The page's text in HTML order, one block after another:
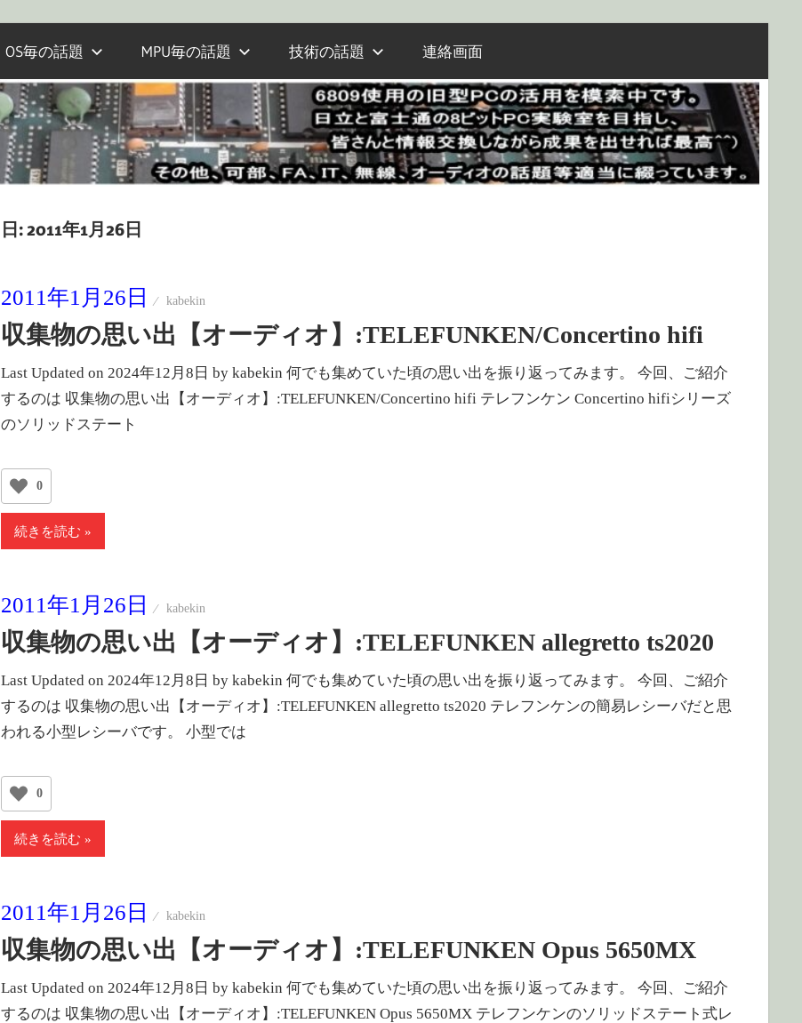
OS毎の話題 MPU毎の話題 技術の話題 連絡画面
日:2011年1月26日
2011年1月26日 kabekin
収集物の思い出【オーディオ】:TELEFUNKEN/Concertino hifi
Last Updated on 2024年12月8日 by kabekin 何でも集めていた頃の思い出を振り返ってみます。 今回、ご紹介
するのは 収集物の思い出【オーディオ】:TELEFUNKEN/Concertino hifi テレフンケン Concertino hifiシリーズ
のソリッドステート
0
続きを読む
2011年1月26日 kabekin
収集物の思い出【オーディオ】:TELEFUNKEN allegretto ts2020
Last Updated on 2024年12月8日 by kabekin 何でも集めていた頃の思い出を振り返ってみます。 今回、ご紹介
するのは 収集物の思い出【オーディオ】:TELEFUNKEN allegretto ts2020 テレフンケンの簡易レシーバだと思
われる小型レシーバです。 小型では
0
続きを読む
2011年1月26日 kabekin
収集物の思い出【オーディオ】:TELEFUNKEN Opus 5650MX
Last Updated on 2024年12月8日 by kabekin 何でも集めていた頃の思い出を振り返ってみます。 今回、ご紹介
するのは 収集物の思い出【オーディオ】:TELEFUNKEN Opus 5650MX テレフンケンのソリッドステート式レ